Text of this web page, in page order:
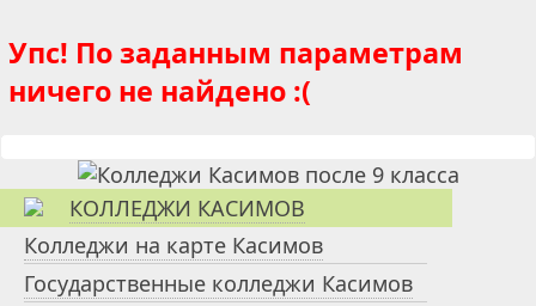
Упс! По заданным параметрам
ничего не найдено :(
КОЛЛЕДЖИ КАСИМОВ
Колледжи на карте Касимов
Государственные колледжи Касимов